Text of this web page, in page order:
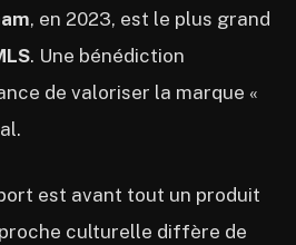
, en 2023, est le plus grand
. Une bénédiction
de valoriser la marque «
est avant tout un produit
culturelle diffère de